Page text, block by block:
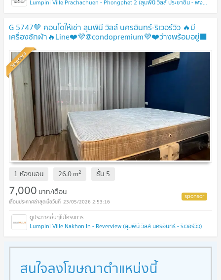
Lumpini Ville Prachachuen - Phongphet 2 (ลุมพินี วิลล์ ประชาชื่น - พงษ์เพชร 2)
G 5747💛 คอนโดให้เช่า ลุมพินี วิลล์ นครอินทร์-ริเวอร์วิว 🔥มี
เครื่องซักผ้า🔥Line❤️💜@condopremium💜❤️ว่างพร้อมอยู่⬛
🟨 📞 065 695 3645🟨⬛
Standard
1 ห้องนอน 26.0m2 ชั้น 5
7,000 บาท/เดือน
23/05/2026 2:53:16
Lumpini Ville Nakhon In - Reverview (ลุมพินี วิลล์ นครอินทร์ - ริเวอร์วิว)